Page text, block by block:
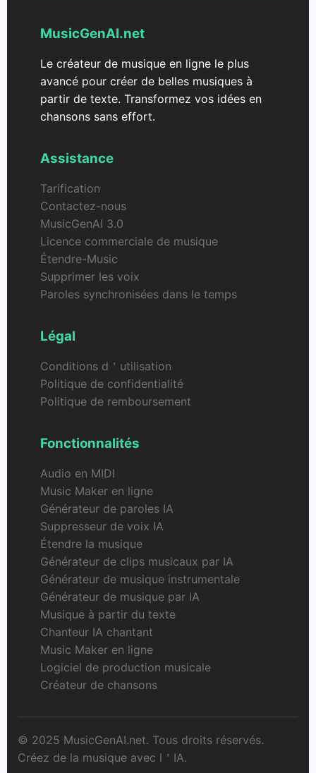
MusicGenAI.net
Le créateur de musique en ligne le plus
avancé pour créer de belles musiques à
partir de texte. Transformez vos idées en
chansons sans effort.
Assistance
Tarification
Contactez-nous
MusicGenAI 3.0
Licence commerciale de musique
Étendre-Music
Supprimer les voix
Paroles synchronisées dans le temps
Légal
Conditions d＇utilisation
Politique de confidentialité
Politique de remboursement
Fonctionnalités
Audio en MIDI
Music Maker en ligne
Générateur de paroles IA
Suppresseur de voix IA
Étendre la musique
Générateur de clips musicaux par IA
Générateur de musique instrumentale
Générateur de musique par IA
Musique à partir du texte
Chanteur IA chantant
Music Maker en ligne
Logiciel de production musicale
Créateur de chansons
© 2025 MusicGenAI.net. Tous droits réservés.
Créez de la musique avec l＇IA.